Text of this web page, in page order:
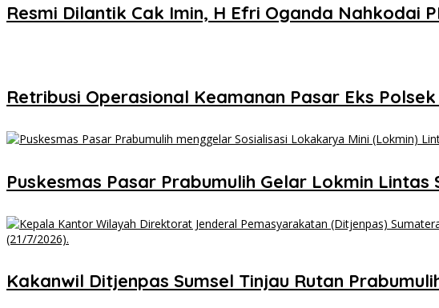
Resmi Dilantik Cak Imin, H Efri Oganda Nahkodai
Retribusi Operasional Keamanan Pasar Eks
Puskesmas Pasar Prabumulih Gelar Lokmin Lintas
Kakanwil Ditjenpas Sumsel Tinjau Rutan